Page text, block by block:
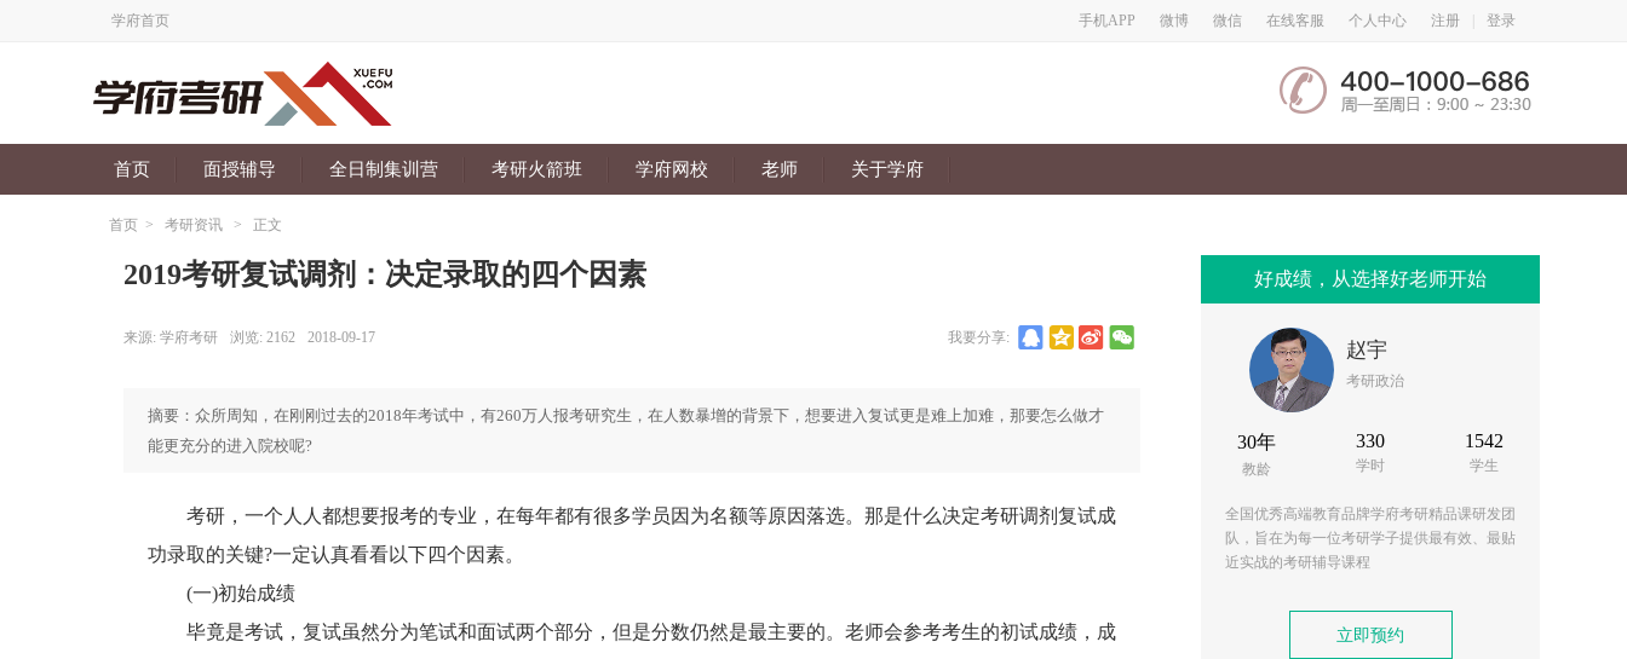
学府首页 手机APP 微博 微信 在线客服 个人中心 注册 登录
首页 面授辅导 全日制集训营 考研火箭班 学府网校 老师 关于学府
首页 > 考研资讯 > 正文
2019考研复试调剂：决定录取的四个因素
来源: 学府考研 浏览: 2162 2018-09-17 我要分享:
摘要：众所周知，在刚刚过去的2018年考试中，有260万人报考研究生，在人数暴增的背景下，想要进入复试更是难上加难，那要怎么做才
能更充分的进入院校呢?
考研，一个人人都想要报考的专业，在每年都有很多学员因为名额等原因落选。那是什么决定考研调剂复试成
功录取的关键?一定认真看看以下四个因素。
(一)初始成绩
毕竟是考试，复试虽然分为笔试和面试两个部分，但是分数仍然是最主要的。老师会参考考生的初试成绩，成
好成绩，从选择好老师开始
赵宇
考研政治
30年
教龄
330
学时
1542
学生
全国优秀高端教育品牌学府考研精品课研发团
队，旨在为每一位考研学子提供最有效、最贴
近实战的考研辅导课程
立即预约
(付海悦)2021考研英语